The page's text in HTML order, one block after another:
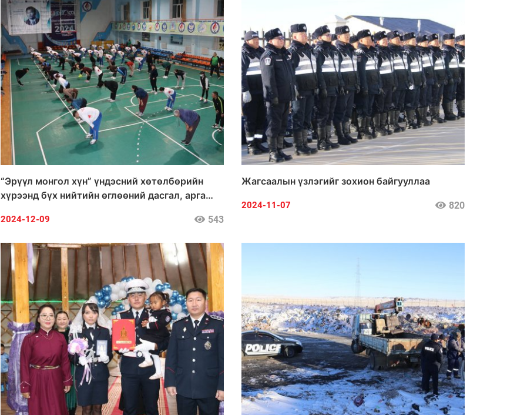
“Эрүүл монгол хүн” үндэсний хөтөлбөрийн
хүрээнд бүх нийтийн өглөөний дасгал, арга
2024-12-09 543
Жагсаалын үзлэгийг зохион байгууллаа
2024-11-07 820